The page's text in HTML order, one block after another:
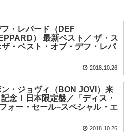
フ・レパード（DEF
） 最新ベスト／ ザ・ス
・ベスト・オブ・デフ・レパ
2018.10.26
・ジョヴィ（BON JOVI）来
記念！日本限定盤／「ディス・
ォー・セール−スペシャル・エ
2018.10.26